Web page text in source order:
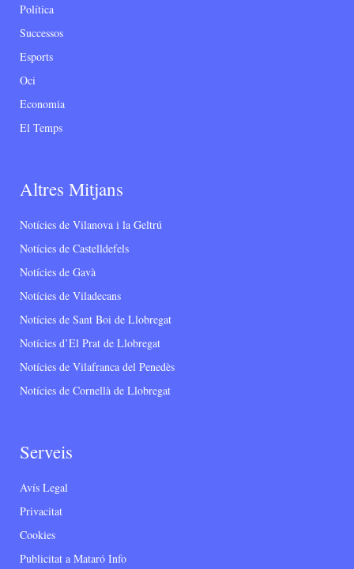
Política
Successos
Esports
Oci
Economia
El Temps
Altres Mitjans
Notícies de Vilanova i la Geltrú
Notícies de Castelldefels
Notícies de Gavà
Notícies de Viladecans
Notícies de Sant Boi de Llobregat
Notícies d’El Prat de Llobregat
Notícies de Vilafranca del Penedès
Notícies de Cornellà de Llobregat
Serveis
Avís Legal
Privacitat
Cookies
Publicitat a Mataró Info